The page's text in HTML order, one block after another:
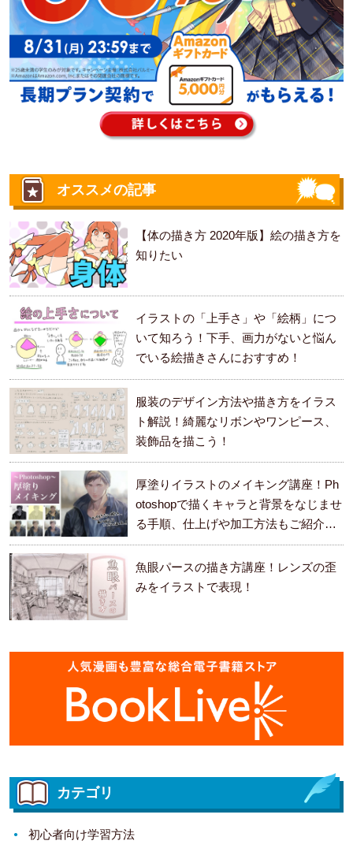
オススメの記事
【体の描き方 2020年版】絵の描き方を
知りたい
イラストの「上手さ」や「絵柄」につ
いて知ろう！下手、画力がないと悩ん
でいる絵描きさんにおすすめ！
服装のデザイン方法や描き方をイラス
ト解説！綺麗なリボンやワンピース、
装飾品を描こう！
厚塗りイラストのメイキング講座！Ph
otoshopで描くキャラと背景をなじませ
る手順、仕上げや加工方法もご紹介し
ます。
魚眼パースの描き方講座！レンズの歪
みをイラストで表現！
カテゴリ
初心者向け学習方法